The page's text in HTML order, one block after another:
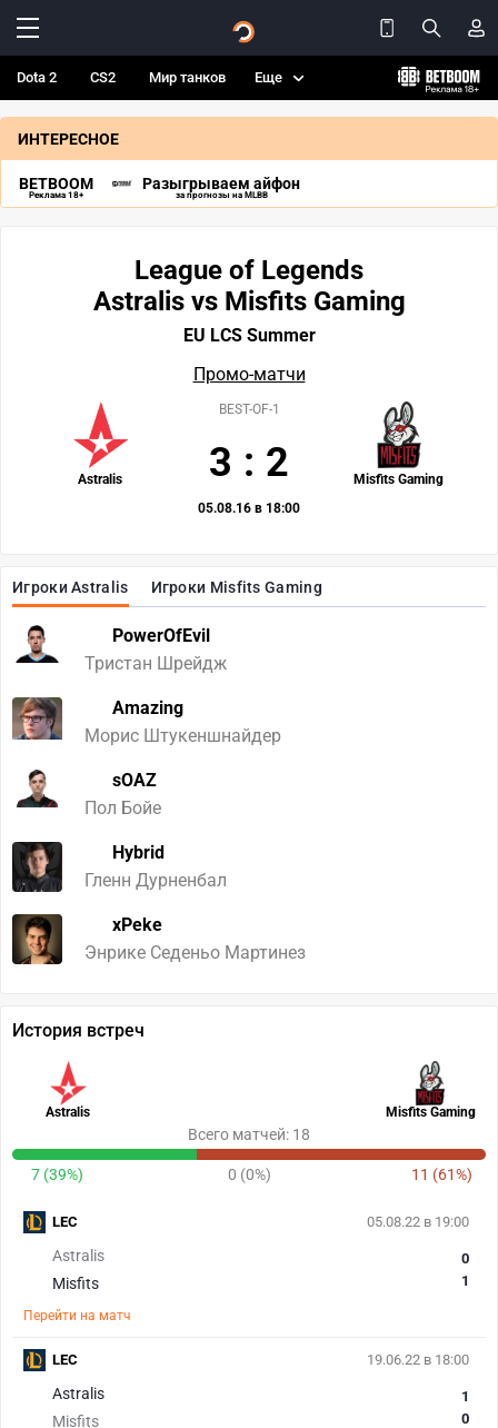
Dota 2 CS2 Мир танков Еще
ИНТЕРЕСНОЕ
BETBOOM
Реклама 18+
Разыгрываем айфон
за прогнозы на MLBB
Игроки Astralis Игроки Misfits Gaming
PowerOfEvil
Тристан Шрейдж
Amazing
Морис Штукеншнайдер
sOAZ
Пол Бойе
Hybrid
Гленн Дурненбал
xPeke
Энрике Седеньо Мартинез
League of Legends
Astralis vs Misfits Gaming
EU LCS Summer
Промо-матчи
Astralis Misfits Gaming
BEST-OF-1
3 : 2
05.08.16 в 18:00
История встреч
Astralis Misfits Gaming
Всего матчей: 18
7 (39%) 0 (0%) 11 (61%)
05.08.22 в 19:00
Astralis
Misfits
0
1
Перейти на матч
LEC
19.06.22 в 18:00
Astralis
Misfits
1
0
LEC